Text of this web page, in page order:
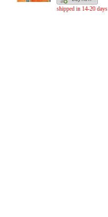
shipped in 14-20 days